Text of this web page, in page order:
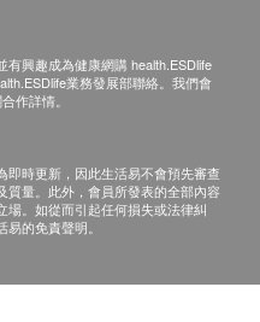
據閣下提供的地址盡力
地址，若因閣下的原因
日後仍不成功派送，康
包括任何拒絕要求退款
興趣成為健康網購 health.ESDlife
業務發展部聯絡。我們會
作詳情。
時更新，因此生活易不會預先審查
量。此外，會員所發表的全部內容
場。如從而引起任何損失或法律糾
的免責聲明。